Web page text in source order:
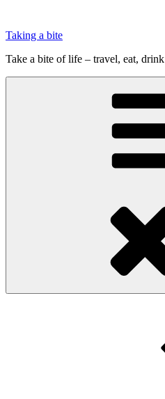
indhold
Taking a bite
Take a bite of life – travel, eat, drink